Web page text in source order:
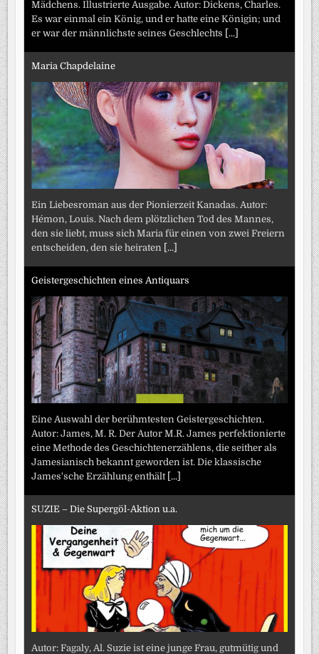
Mädchens. Illustrierte Ausgabe. Autor: Dickens, Charles.
Es war einmal ein König, und er hatte eine Königin; und
er war der männlichste seines Geschlechts [...]
Maria Chapdelaine
Ein Liebesroman aus der Pionierzeit Kanadas. Autor:
Hémon, Louis. Nach dem plötzlichen Tod des Mannes,
den sie liebt, muss sich Maria für einen von zwei Freiern
entscheiden, den sie heiraten [...]
Geistergeschichten eines Antiquars
Eine Auswahl der berühmtesten Geistergeschichten.
Autor: James, M. R. Der Autor M.R. James perfektionierte
eine Methode des Geschichtenerzählens, die seither als
Jamesianisch bekannt geworden ist. Die klassische
James'sche Erzählung enthält [...]
SUZIE – Die Supergöl-Aktion u.a.
Autor: Fagaly, Al. Suzie ist eine junge Frau, gutmütig und